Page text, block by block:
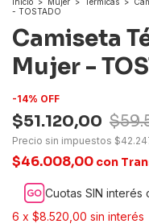
- TOSTADO
Camiseta
Mujer -
-14% OFF
$51.120,00
Precio sin impuestos
$46.008,00 con
Cuotas SIN interés
6 x $8.520,00 sin interés